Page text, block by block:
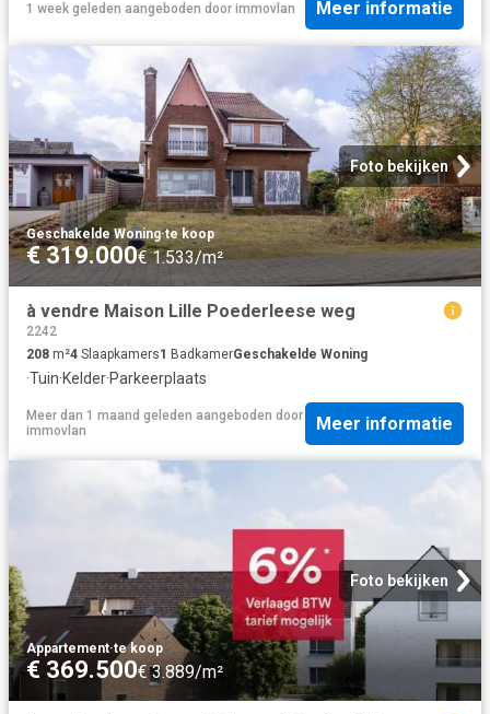
1 week geleden aangeboden door immovlan Meer informatie
Foto bekijken
Geschakelde Woning·te koop
€ 319.000€ 1.533/m²
à vendre Maison Lille Poederleese weg
2242
208 m²4 Slaapkamers1 BadkamerGeschakelde Woning
·Tuin·Kelder·Parkeerplaats
Meer dan 1 maand geleden aangeboden door
immovlan
Meer informatie
Foto bekijken
Appartement·te koop
€ 369.500€ 3.889/m²